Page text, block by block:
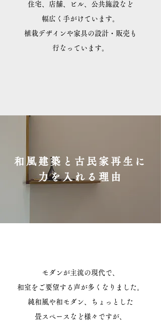
住宅、店舗、ビル、公共施設など
​幅広く手がけています。
​植栽デザインや家具の設計・販売も
​行なっています。
和風建築と古民家再生に
力を入れる理由
モダンが主流の現代で、
和室をご要望する声が多くなりました。
純和風や和モダン、ちょっとした
畳スペースなど様々ですが、